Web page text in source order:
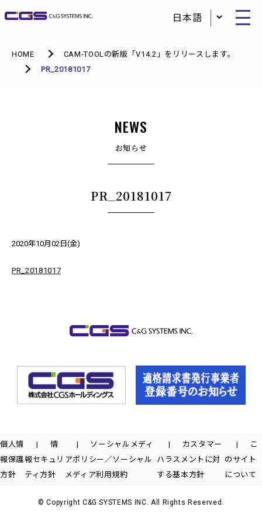
HOME
CAM-TOOLの新版「V14.2」をリリースします。
PR_20181017
NEWS
お知らせ
PR_20181017
2020年10月02日(金)
PR_20181017
個人情
報保護
方針
情
報セキュリ
ティ方針
ソーシャルメディ
アポリシー／ソーシャル
メディア利用規約
カスタマー
ハラスメントに対
する基本方針
こ
のサイト
について
© Copyright C&G SYSTEMS INC. All Rights Reserved.